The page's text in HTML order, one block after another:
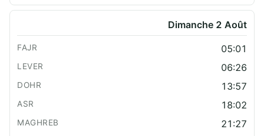
Dimanche 2 Août
05:01
06:26
13:57
18:02
21:27